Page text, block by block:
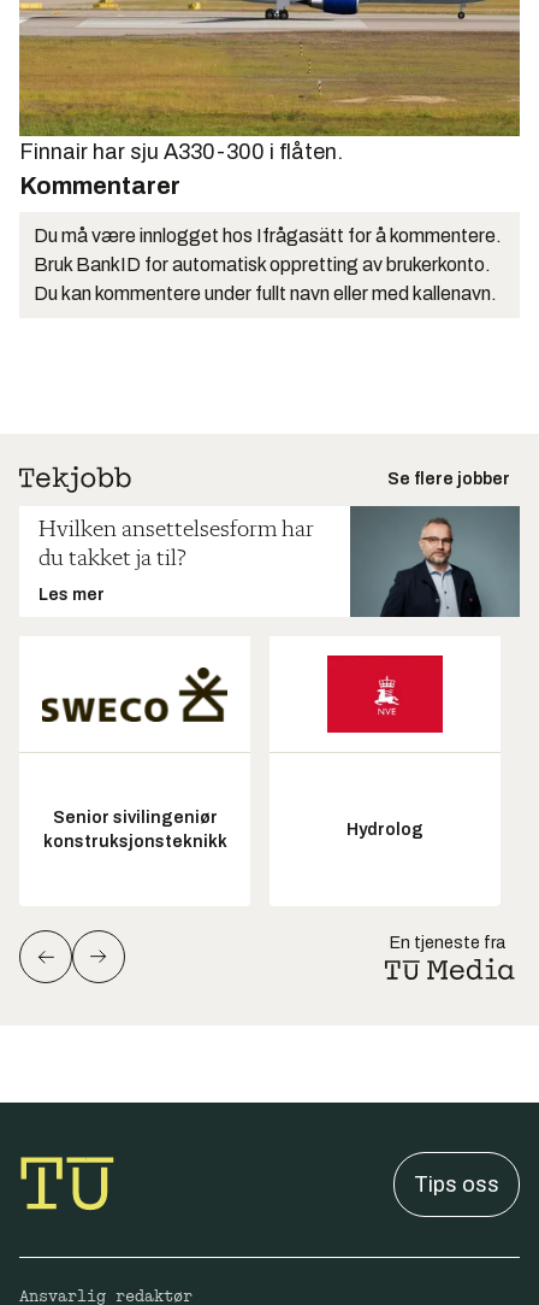
Finnair har sju A330-300 i flåten.
Kommentarer
Du må være innlogget hos Ifrågasätt for å kommentere.
Bruk BankID for automatisk oppretting av brukerkonto.
Du kan kommentere under fullt navn eller med kallenavn.
Se flere jobber
Hvilken ansettelsesform har
du takket ja til?
Les mer
Senior sivilingeniør
konstruksjonsteknikk
Hydrolog
En tjeneste fra
Tips oss
Ansvarlig redaktør